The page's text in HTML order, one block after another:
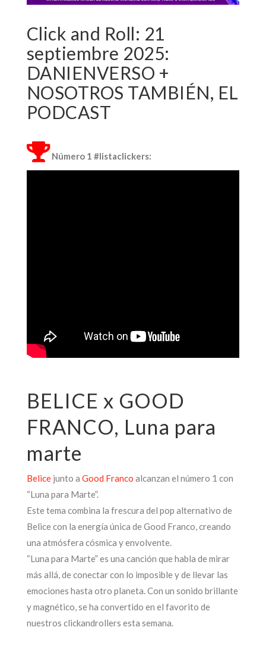
Click and Roll: 21
septiembre 2025:
DANIENVERSO +
NOSOTROS TAMBIÉN, EL
PODCAST
Número 1 #listaclickers:
BELICE x GOOD
FRANCO, Luna para
marte
Belicejunto a Good Franco alcanzan el número 1 con
“Luna para Marte”.
Este tema combina la frescura del pop alternativo de
Belice con la energía única de Good Franco, creando
una atmósfera cósmica y envolvente.
“Luna para Marte” es una canción que habla de mirar
más allá, de conectar con lo imposible y de llevar las
emociones hasta otro planeta. Con un sonido brillante
y magnético, se ha convertido en el favorito de
nuestros clickandrollers esta semana.